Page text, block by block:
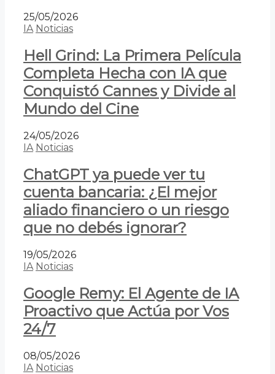
25/05/2026
IA Noticias
Hell Grind: La Primera Película
Completa Hecha con IA que
Conquistó Cannes y Divide al
Mundo del Cine
24/05/2026
IA Noticias
ChatGPT ya puede ver tu
cuenta bancaria: ¿El mejor
aliado financiero o un riesgo
que no debés ignorar?
19/05/2026
IA Noticias
Google Remy: El Agente de IA
Proactivo que Actúa por Vos
24/7
08/05/2026
IA Noticias